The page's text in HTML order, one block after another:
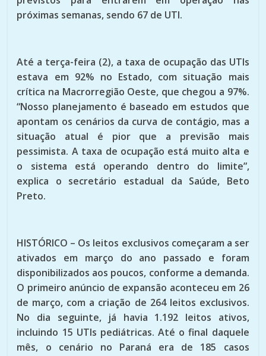
próximas semanas, sendo 67 de UTI.
Até a terça-feira (2), a taxa de ocupação das UTIs
estava em 92% no Estado, com situação mais
crítica na Macrorregião Oeste, que chegou a 97%.
“Nosso planejamento é baseado em estudos que
apontam os cenários da curva de contágio, mas a
situação atual é pior que a previsão mais
pessimista. A taxa de ocupação está muito alta e
o sistema está operando dentro do limite”,
explica o secretário estadual da Saúde, Beto
Preto.
HISTÓRICO – Os leitos exclusivos começaram a ser
ativados em março do ano passado e foram
disponibilizados aos poucos, conforme a demanda.
O primeiro anúncio de expansão aconteceu em 26
de março, com a criação de 264 leitos exclusivos.
No dia seguinte, já havia 1.192 leitos ativos,
incluindo 15 UTIs pediátricas. Até o final daquele
mês, o cenário no Paraná era de 185 casos